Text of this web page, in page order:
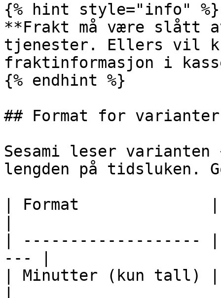
{% hint style="info" %}
**Frakt må være slått
tjenester. Ellers vil
fraktinformasjon i
{% endhint %}
## Format for
Sesami leser varianten
lengden på tidsluken.
| Format              |
| -------------------
--- |
| Minutter (kun tall)